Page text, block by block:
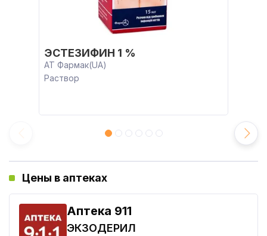
ЭСТЕЗИФИН 1 %
АТ Фармак(UA)
Раствор
Цены в аптеках
Aптека 911
ЭКЗОДЕРИЛ